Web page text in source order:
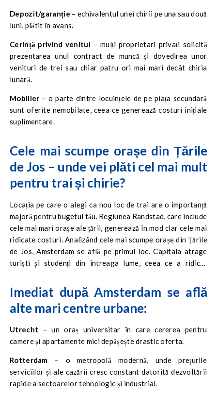
Depozit/garanție – echivalentul unei chirii pe una sau două
luni, plătit în avans.
Cerință privind venitul – mulți proprietari privați solicită
prezentarea unui contract de muncă și dovedirea unor
venituri de trei sau chiar patru ori mai mari decât chiria
lunară.
Mobilier – o parte dintre locuințele de pe piața secundară
sunt oferite nemobilate, ceea ce generează costuri inițiale
suplimentare.
Cele mai scumpe orașe din Țările
de Jos – unde vei plăti cel mai mult
pentru trai și chirie?
Locația pe care o alegi ca nou loc de trai are o importanță
majoră pentru bugetul tău. Regiunea Randstad, care include
cele mai mari orașe ale țării, generează în mod clar cele mai
ridicate costuri. Analizând cele mai scumpe orașe din Țările
de Jos, Amsterdam se află pe primul loc. Capitala atrage
turiști și studenți din întreaga lume, ceea ce a ridicat
EUR pentru un apartament de dimensiuni medii.
Imediat după Amsterdam se află
alte mari centre urbane:
Utrecht – un oraș universitar în care cererea pentru
camere și apartamente mici depășește drastic oferta.
Rotterdam – o metropolă modernă, unde prețurile
serviciilor și ale cazării cresc constant datorită dezvoltării
rapide a sectoarelor tehnologic și industrial.